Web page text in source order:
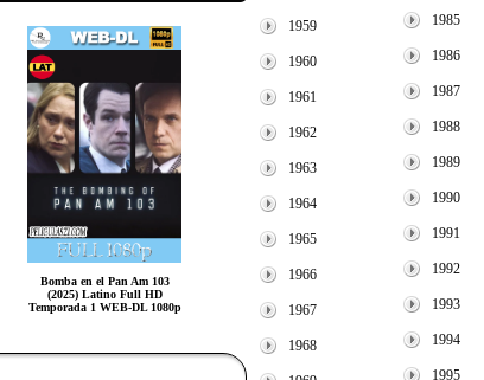
Bomba en el Pan Am 103
(2025) Latino Full HD
Temporada 1 WEB-DL 1080p
1959
1960
1961
1962
1963
1964
1965
1966
1967
1968
1985
1986
1987
1988
1989
1990
1991
1992
1993
1994
1995